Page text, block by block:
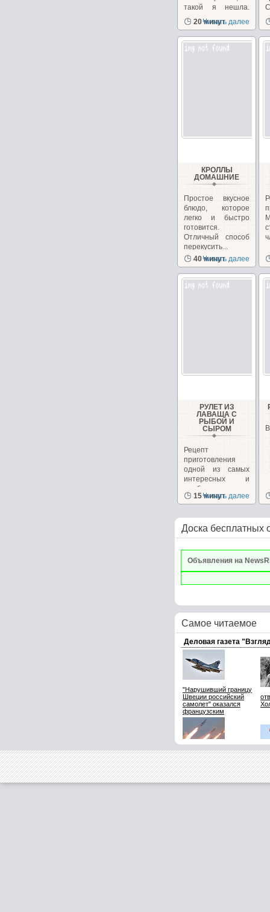
такой я нешла.
Готовлю...
20 минут
Читать далее
КРОЛЛЫ
ДОМАШНИЕ
Простое вкусное
блюдо, которое
легко и быстро
готовится.
Отличный способ
перекусить...
40 минут
Читать далее
РУЛЕТ ИЗ
ЛАВАША С
РЫБОЙ И
СЫРОМ
Рецепт
приготовления
одной из самых
интересных и
необычных
закусок, которую...
15 минут
Читать далее
Доска бесплатных
Объявления на
Самое читаемое